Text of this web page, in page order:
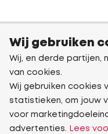
Wij gebruiken
Wij, en derde partijen,
van cookies.
Wij gebruiken cookies
statistieken, om jouw
voor
advertenties.
Lees